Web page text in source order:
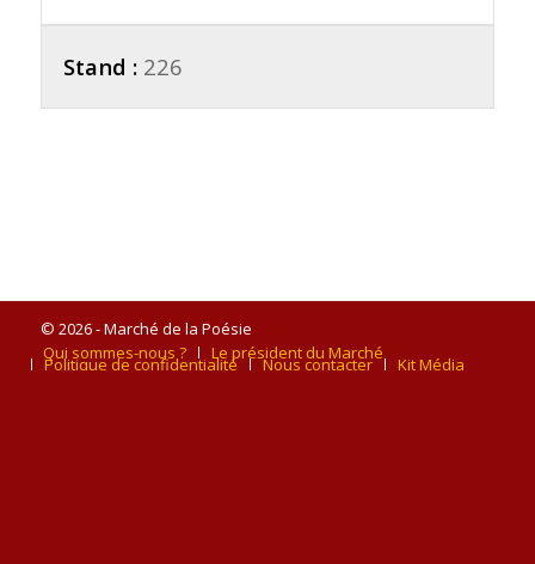
Stand : 226
© 2026 - Marché de la Poésie
Qui sommes-nous ?
Le président du Marché
Politique de confidentialité Nous contacter Kit Média